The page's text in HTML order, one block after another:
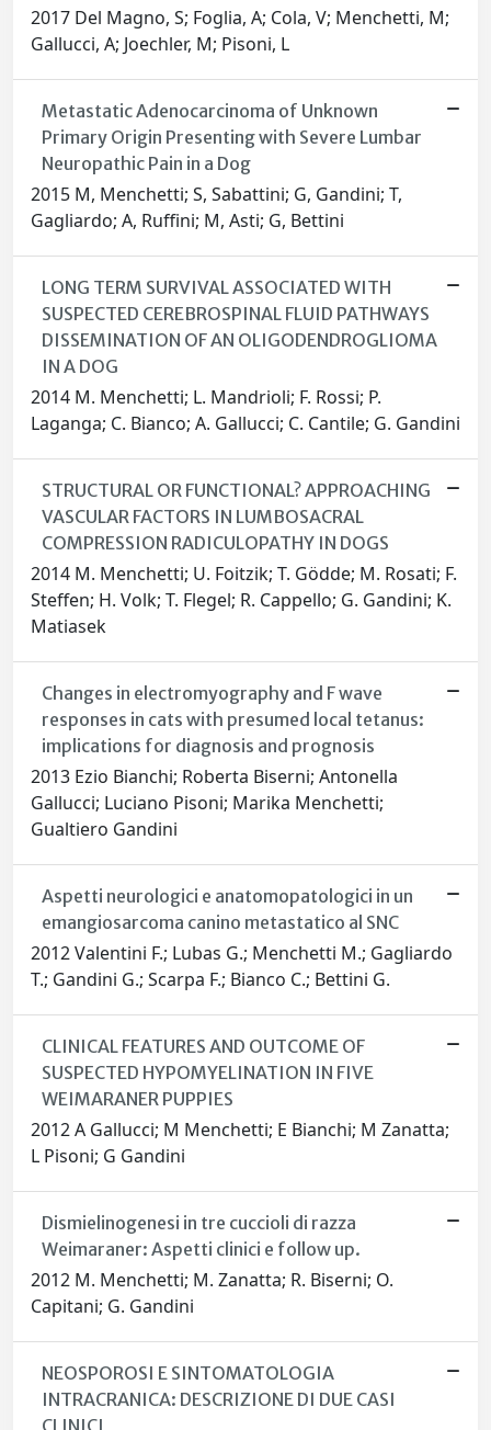
2017 Del Magno, S; Foglia, A; Cola, V; Menchetti, M;
Gallucci, A; Joechler, M; Pisoni, L
Metastatic Adenocarcinoma of Unknown
Primary Origin Presenting with Severe Lumbar
Neuropathic Pain in a Dog
2015 M, Menchetti; S, Sabattini; G, Gandini; T,
Gagliardo; A, Ruffini; M, Asti; G, Bettini
LONG TERM SURVIVAL ASSOCIATED WITH
SUSPECTED CEREBROSPINAL FLUID PATHWAYS
DISSEMINATION OF AN OLIGODENDROGLIOMA
IN A DOG
2014 M. Menchetti; L. Mandrioli; F. Rossi; P.
Laganga; C. Bianco; A. Gallucci; C. Cantile; G. Gandini
STRUCTURAL OR FUNCTIONAL? APPROACHING
VASCULAR FACTORS IN LUMBOSACRAL
COMPRESSION RADICULOPATHY IN DOGS
2014 M. Menchetti; U. Foitzik; T. Gödde; M. Rosati; F.
Steffen; H. Volk; T. Flegel; R. Cappello; G. Gandini; K.
Matiasek
Changes in electromyography and F wave
responses in cats with presumed local tetanus:
implications for diagnosis and prognosis
2013 Ezio Bianchi; Roberta Biserni; Antonella
Gallucci; Luciano Pisoni; Marika Menchetti;
Gualtiero Gandini
Aspetti neurologici e anatomopatologici in un
emangiosarcoma canino metastatico al SNC
2012 Valentini F.; Lubas G.; Menchetti M.; Gagliardo
T.; Gandini G.; Scarpa F.; Bianco C.; Bettini G.
CLINICAL FEATURES AND OUTCOME OF
SUSPECTED HYPOMYELINATION IN FIVE
WEIMARANER PUPPIES
2012 A Gallucci; M Menchetti; E Bianchi; M Zanatta;
L Pisoni; G Gandini
Dismielinogenesi in tre cuccioli di razza
Weimaraner: Aspetti clinici e follow up.
2012 M. Menchetti; M. Zanatta; R. Biserni; O.
Capitani; G. Gandini
NEOSPOROSI E SINTOMATOLOGIA
INTRACRANICA: DESCRIZIONE DI DUE CASI